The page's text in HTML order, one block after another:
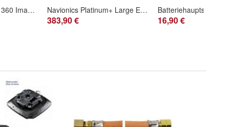
Humminbird MEGA 360 Imaging Geber für Ultrex Motoren Navionics Platinum+ Large Europa, Mitte & Westen Micro SD-Karte
383,90 € 16,90 €